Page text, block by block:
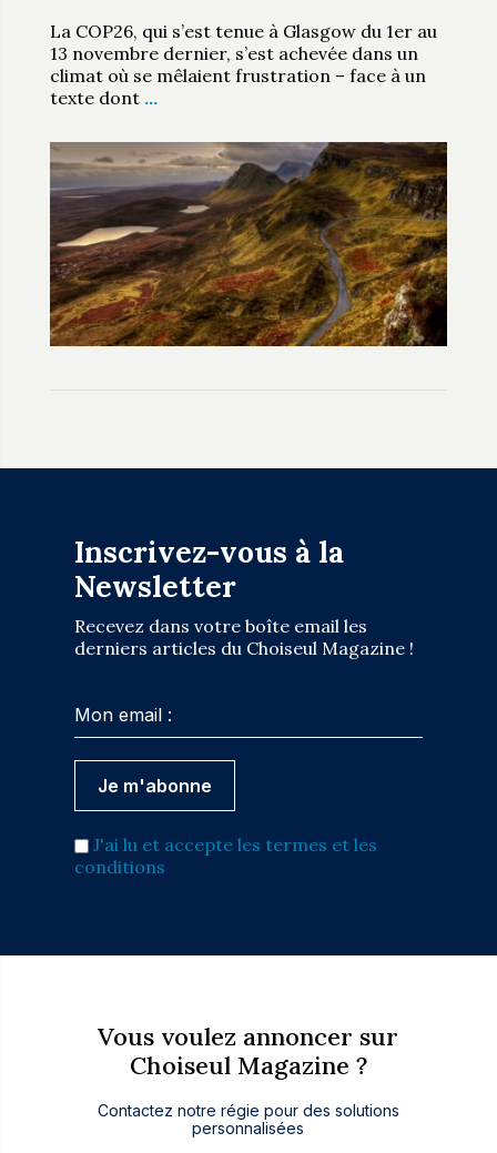
La COP26, qui s’est tenue à Glasgow du 1er au
13 novembre dernier, s’est achevée dans un
climat où se mêlaient frustration – face à un
texte dont …
Inscrivez-vous à la
Newsletter
Recevez dans votre boîte email les
derniers articles du Choiseul Magazine !
J'ai lu et accepte les termes et les
conditions
Vous voulez annoncer sur
Choiseul Magazine ?
Contactez notre régie pour des solutions
personnalisées